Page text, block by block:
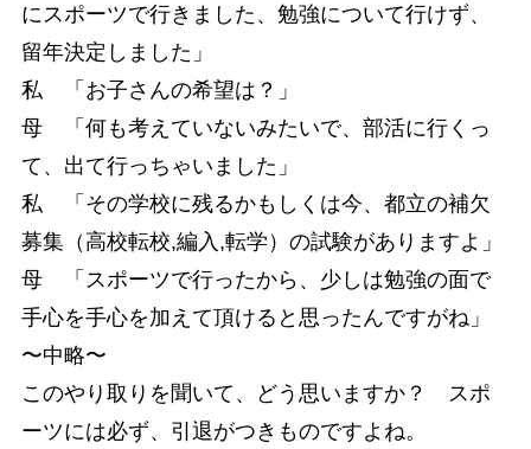
にスポーツで行きました、勉強について行けず、
留年決定しました」
私 「お子さんの希望は？」
母 「何も考えていないみたいで、部活に行くっ
て、出て行っちゃいました」
私 「その学校に残るかもしくは今、都立の補欠
募集（高校転校,編入,転学）の試験がありますよ」
母 「スポーツで行ったから、少しは勉強の面で
手心を手心を加えて頂けると思ったんですがね」
〜中略〜
このやり取りを聞いて、どう思いますか？ スポ
ーツには必ず、引退がつきものですよね。